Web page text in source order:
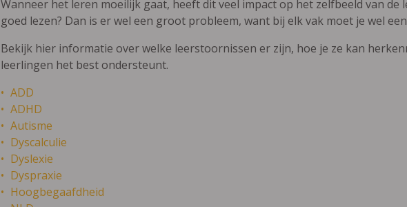
Wanneer het leren moeilijk gaat, heeft dit veel impact op het zelfbeeld van de
goed lezen? Dan is er wel een groot probleem, want bij elk vak moet je wel
Bekijk hier informatie over welke leerstoornissen er zijn, hoe je ze kan
leerlingen het best ondersteunt.
ADD
ADHD
Autisme
Dyscalculie
Dyslexie
Dyspraxie
Hoogbegaafdheid